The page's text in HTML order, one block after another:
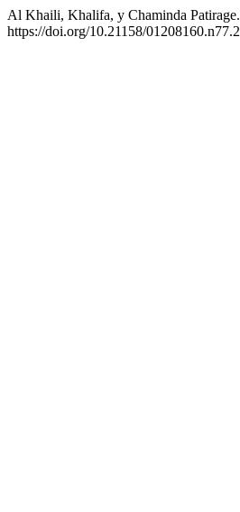
Al Khaili, Khalifa, y Chaminda
https://doi.org/10.21158/